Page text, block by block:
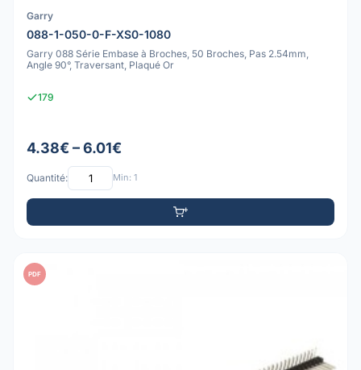
Garry
088-1-050-0-F-XS0-1080
Garry 088 Série Embase à Broches, 50 Broches, Pas 2.54mm,
Angle 90°, Traversant, Plaqué Or
179
4.38€ – 6.01€
Quantité: Min: 1
PDF